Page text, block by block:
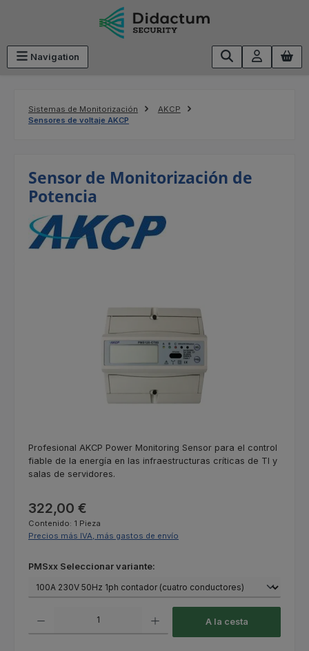
Saltar al contenido principal
Navigation
Sistemas de Monitorización
AKCP
Sensores de voltaje AKCP
Sensor de Monitorización de
Potencia
Profesional AKCP Power Monitoring Sensor para el control
fiable de la energía en las infraestructuras críticas de TI y
salas de servidores.
Precio normal:
322,00 €
Contenido: 1 Pieza
Precios más IVA, más gastos de envío
Seleccione
PMSxx Seleccionar variante:
A la cesta